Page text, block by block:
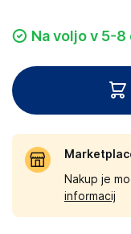
Na voljo v 5-
Nakup je
informacij